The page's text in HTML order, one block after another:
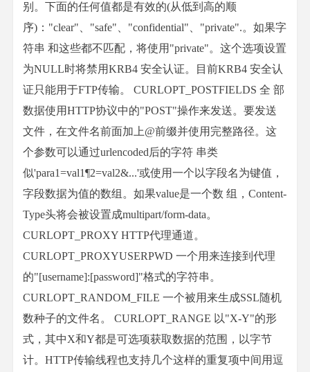
别。下面的任何值都是有效的(从低到高的顺
序)："clear"、"safe"、"confidential"、"private".。如果字
符串 和这些都不匹配，将使用"private"。这个选项设置
为NULL时将禁用KRB4 安全认证。目前KRB4 安全认
证只能用于FTP传输。 CURLOPT_POSTFIELDS 全 部
数据使用HTTP协议中的"POST"操作来发送。要发送
文件，在文件名前面加上@前缀并使用完整路径。这
个参数可以通过urlencoded后的字符 串类
似'para1=val1¶2=val2&...'或使用一个以字段名为键值，
字段数据为值的数组。如果value是一个数 组，Content-
Type头将会被设置成multipart/form-data。
CURLOPT_PROXY HTTP代理通道。
CURLOPT_PROXYUSERPWD 一个用来连接到代理
的"[username]:[password]"格式的字符串。
CURLOPT_RANDOM_FILE 一个被用来生成SSL随机
数种子的文件名。 CURLOPT_RANGE 以"X-Y"的形
式，其中X和Y都是可选项获取数据的范围，以字节
计。HTTP传输线程也支持几个这样的重复项中间用逗